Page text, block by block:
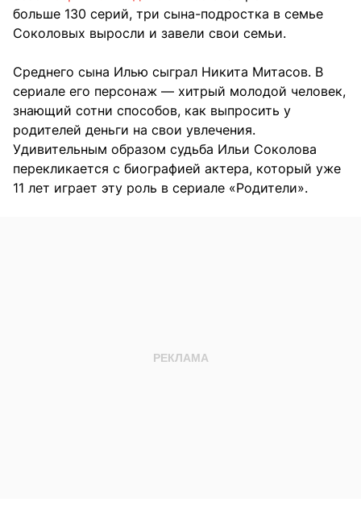
больше 130 серий, три сына-подростка в семье
Соколовых выросли и завели свои семьи.
Среднего сына Илью сыграл Никита Митасов. В
сериале его персонаж — хитрый молодой человек,
знающий сотни способов, как выпросить у
родителей деньги на свои увлечения.
Удивительным образом судьба Ильи Соколова
перекликается с биографией актера, который уже
11 лет играет эту роль в сериале «Родители».